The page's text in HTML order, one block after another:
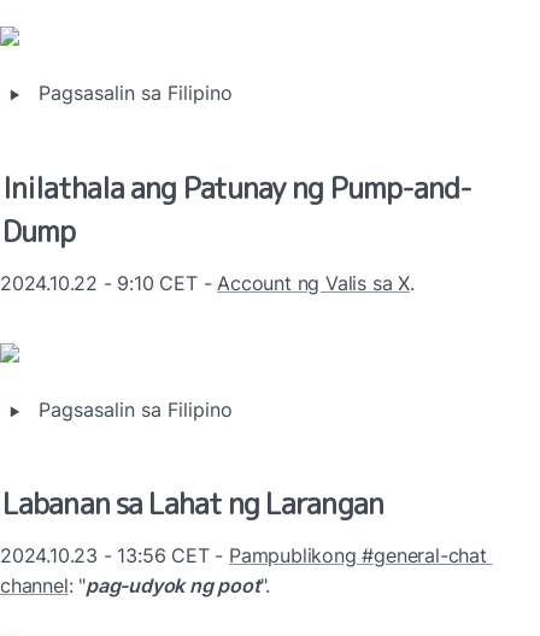
‣ Pagsasalin sa Filipino
Inilathala ang Patunay ng Pump-and-
Dump
2024.10.22 - 9:10 CET - Account ng Valis sa X.
‣ Pagsasalin sa Filipino
Labanan sa Lahat ng Larangan
2024.10.23 - 13:56 CET - Pampublikong #general-chat
channel: "pag-udyok ng poot".